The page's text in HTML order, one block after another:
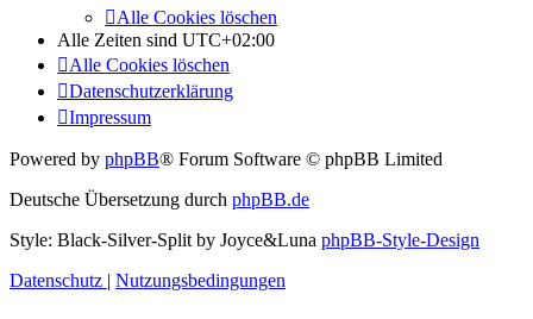
Alle Cookies löschen
Alle Zeiten sind UTC+02:00
Alle Cookies löschen
Datenschutzerklärung
Impressum
Powered by phpBB® Forum Software © phpBB Limited
Deutsche Übersetzung durch phpBB.de
Style: Black-Silver-Split by Joyce&Luna phpBB-Style-Design
Datenschutz | Nutzungsbedingungen